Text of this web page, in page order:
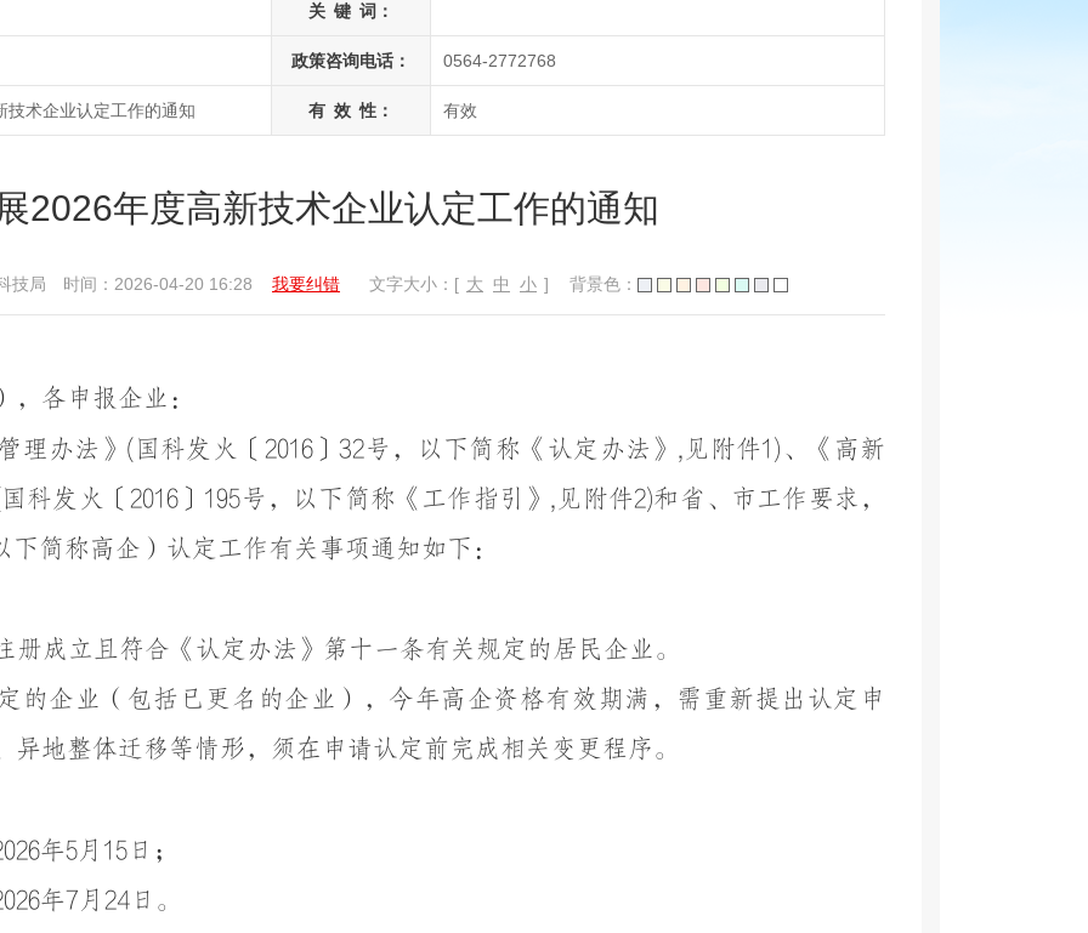
关 键 词：
政策咨询电话： 0564-2772768
技术企业认定工作的通知 有 效 性： 有效
2026年度高新技术企业认定工作的通知
技局 时间：2026-04-20 16:28 我要纠错 文字大小：[ 大 中 小 ] 背景色：
各申报企业：
理办法》(国科发火〔2016〕32号，以下简称《认定办法》,见附件1)、《高新
科发火〔2016〕195号，以下简称《工作指引》,见附件2)和省、市工作要求，
简称高企）认定工作有关事项通知如下：
册成立且符合《认定办法》第十一条有关规定的居民企业。
的企业（包括已更名的企业），今年高企资格有效期满，需重新提出认定申
异地整体迁移等情形，须在申请认定前完成相关变更程序。
年5月15日；
年7月24日。